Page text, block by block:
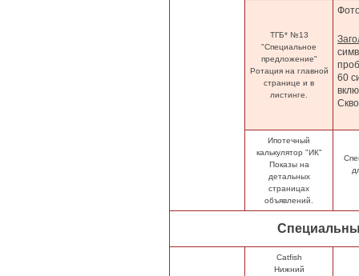
ТГБ* №13
"Специальное
предложение"
Ротация на главной
странице и в
листинге.
60
Ипотечный
калькулятор "ИК"
Показы на
детальных
страницах
объявлений.
Catfish
Нижний